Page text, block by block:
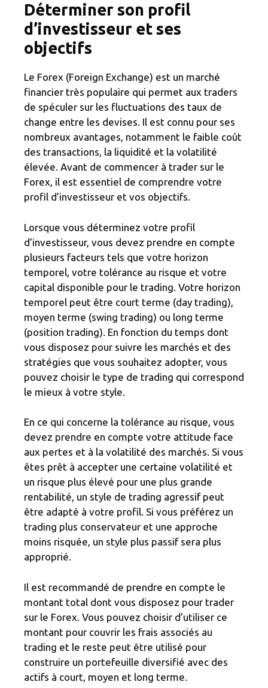
Déterminer son profil
d’investisseur et ses
objectifs
Le Forex (Foreign Exchange) est un marché
financier très populaire qui permet aux traders
de spéculer sur les fluctuations des taux de
change entre les devises. Il est connu pour ses
nombreux avantages, notamment le faible coût
des transactions, la liquidité et la volatilité
élevée. Avant de commencer à trader sur le
Forex, il est essentiel de comprendre votre
profil d’investisseur et vos objectifs.
Lorsque vous déterminez votre profil
d’investisseur, vous devez prendre en compte
plusieurs facteurs tels que votre horizon
temporel, votre tolérance au risque et votre
capital disponible pour le trading. Votre horizon
temporel peut être court terme (day trading),
moyen terme (swing trading) ou long terme
(position trading). En fonction du temps dont
vous disposez pour suivre les marchés et des
stratégies que vous souhaitez adopter, vous
pouvez choisir le type de trading qui correspond
le mieux à votre style.
En ce qui concerne la tolérance au risque, vous
devez prendre en compte votre attitude face
aux pertes et à la volatilité des marchés. Si vous
êtes prêt à accepter une certaine volatilité et
un risque plus élevé pour une plus grande
rentabilité, un style de trading agressif peut
être adapté à votre profil. Si vous préférez un
trading plus conservateur et une approche
moins risquée, un style plus passif sera plus
approprié.
Il est recommandé de prendre en compte le
montant total dont vous disposez pour trader
sur le Forex. Vous pouvez choisir d’utiliser ce
montant pour couvrir les frais associés au
trading et le reste peut être utilisé pour
construire un portefeuille diversifié avec des
actifs à court, moyen et long terme.